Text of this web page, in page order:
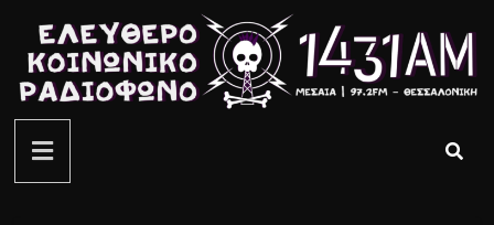
περιεχόμενο
ελεύθερο
κοινωνικό